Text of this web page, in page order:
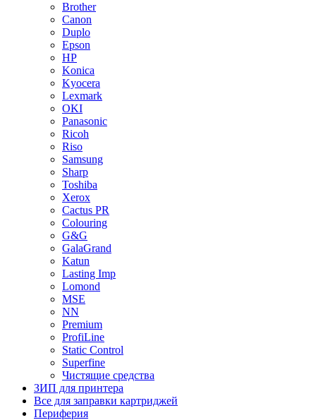
Brother
Canon
Duplo
Epson
HP
Konica
Kyocera
Lexmark
OKI
Panasonic
Ricoh
Riso
Samsung
Sharp
Toshiba
Xerox
Cactus PR
Colouring
G&G
GalaGrand
Katun
Lasting Imp
Lomond
MSE
NN
Premium
ProfiLine
Static Control
Superfine
Чистящие средства
ЗИП для принтера
Все для заправки картриджей
Периферия